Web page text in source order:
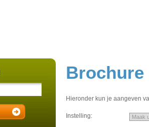
Brochure
Hieronder kun je aangeven
Instelling: